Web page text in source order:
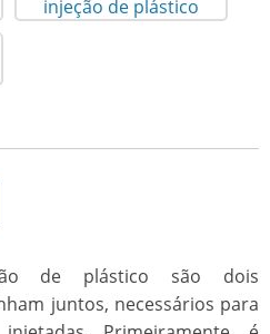
de plástico são dois
juntos, necessários para